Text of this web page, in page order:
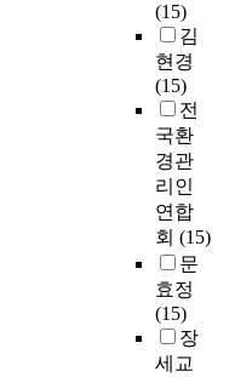
(15)
김
현경
(15)
전
국환
경관
리인
연합
회 (15)
문
효정
(15)
장
세교